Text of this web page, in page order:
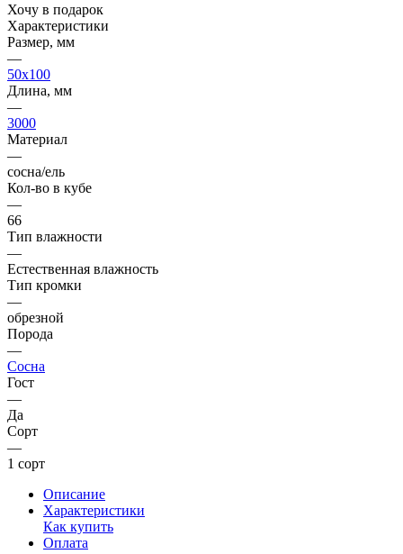
Хочу в подарок
Характеристики
Размер, мм
—
50x100
Длина, мм
—
3000
Материал
—
сосна/ель
Кол-во в кубе
—
66
Тип влажности
—
Естественная влажность
Тип кромки
—
обрезной
Порода
—
Сосна
Гост
—
Да
Сорт
—
1 сорт
Описание
Характеристики
Как купить
Оплата